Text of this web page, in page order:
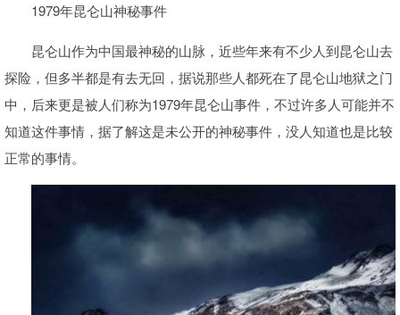
1979年昆仑山神秘事件
昆仑山作为中国最神秘的山脉，近些年来有不少人到昆仑山去
探险，但多半都是有去无回，据说那些人都死在了昆仑山地狱之门
中，后来更是被人们称为1979年昆仑山事件，不过许多人可能并不
知道这件事情，据了解这是未公开的神秘事件，没人知道也是比较
正常的事情。